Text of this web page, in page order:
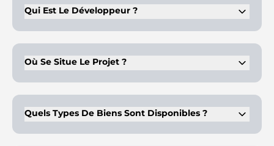
Qui Est Le Développeur ?
supervise les normes de construction.
Où Se Situe Le Projet ?
direct aux principaux quartiers et aéroports.
Quels Types De Biens Sont Disponibles ?